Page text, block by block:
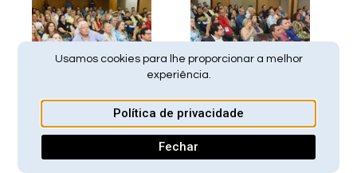
Usamos cookies para lhe proporcionar a melhor
experiência.
Política de privacidade
Fechar